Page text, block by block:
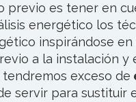
previo es tener en
energético los
inspirándose en
a la instalación y
exceso de
servir para sustituir